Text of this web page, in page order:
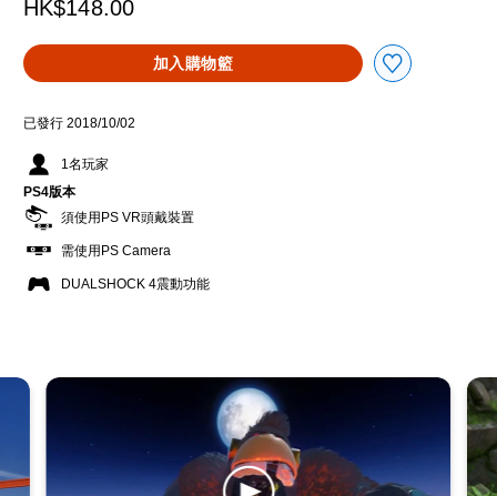
HK$148.00
加入購物籃
已發行 2018/10/02
1名玩家
PS4版本
須使用PS VR頭戴裝置
需使用PS Camera
DUALSHOCK 4震動功能